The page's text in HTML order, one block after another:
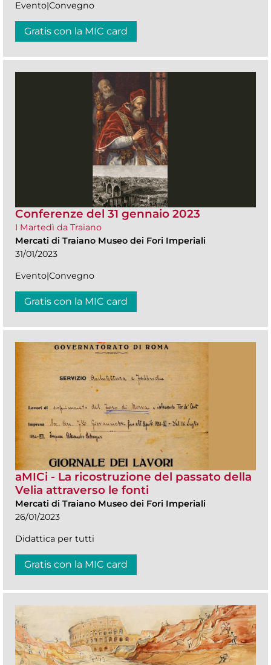
Evento|Convegno
Gratis con la MIC card
Conferenze del 31 gennaio 2023
I Martedì da Traiano
Mercati di Traiano Museo dei Fori Imperiali
31/01/2023
Evento|Convegno
Gratis con la MIC card
aMICi - La ricostruzione del passato della
Velia attraverso le fonti
Mercati di Traiano Museo dei Fori Imperiali
26/01/2023
Didattica per tutti
Gratis con la MIC card